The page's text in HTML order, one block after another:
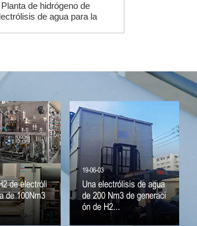
Planta de hidrógeno de
de agua para la
de electróli
de 100Nm3
19-06-03
Una electrólisis de agua
de 200 Nm3 de generaci
ón de H2...